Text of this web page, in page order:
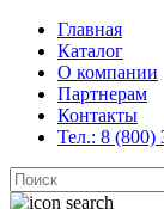
Главная
Каталог
О компании
Партнерам
Контакты
Тел.: 8 (800)
Поиск
for: